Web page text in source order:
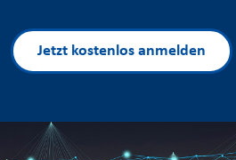
Jetzt kostenlos anmelden